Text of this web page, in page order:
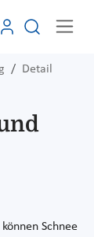
Detail
Schnee